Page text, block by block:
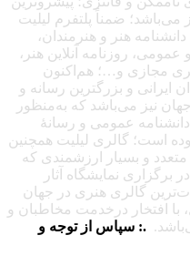
می‌باشد؛ ضمناً پلتفرم لیلیت
هنر و هنرمندان،
روزنامه آنلاین هنر،
مجازی و…؛ هم‌اکنون
ایرانی و بزرگترین رسانه و
نیز می‌باشد که به‌منظور
عمومی و رسانهٔ
است؛ گالری لیلیت همچنین
متعدد و بسیار ارزشمندی که
نمایشگاه آثار
گالری هنری در جهان
با افتخار درخدمت مخاطبان و
.: سپاس از توجه و